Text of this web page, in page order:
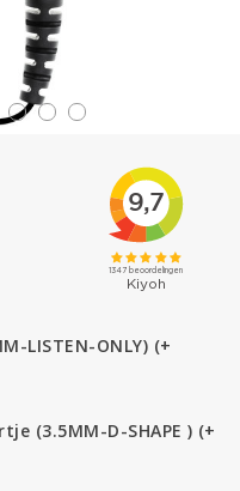
LISTEN-ONLY) (+
(3.5MM-D-SHAPE ) (+